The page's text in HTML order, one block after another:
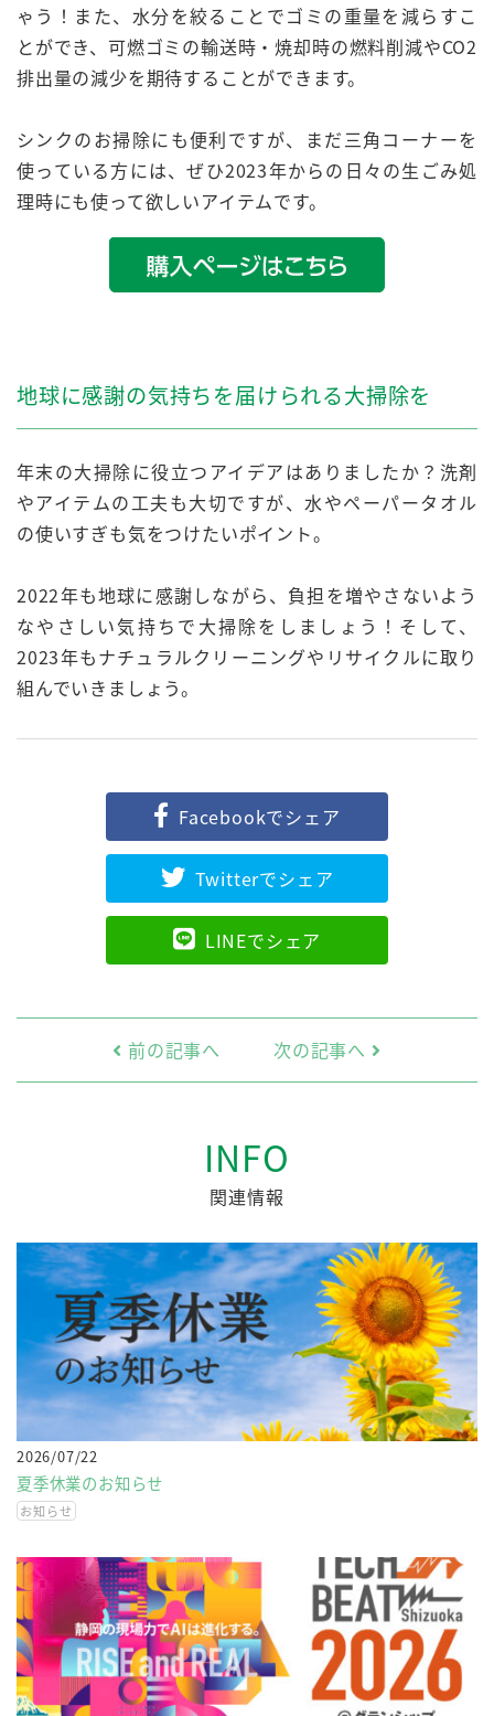
ゃう！また、水分を絞ることでゴミの重量を減らすこ
とができ、可燃ゴミの輸送時・焼却時の燃料削減やCO2
排出量の減少を期待することができます。
シンクのお掃除にも便利ですが、まだ三角コーナーを
使っている方には、ぜひ2023年からの日々の生ごみ処
理時にも使って欲しいアイテムです。
地球に感謝の気持ちを届けられる大掃除を
年末の大掃除に役立つアイデアはありましたか？洗剤
やアイテムの工夫も大切ですが、水やペーパータオル
の使いすぎも気をつけたいポイント。
2022年も地球に感謝しながら、負担を増やさないよう
なやさしい気持ちで大掃除をしましょう！そして、
2023年もナチュラルクリーニングやリサイクルに取り
組んでいきましょう。
Facebookでシェア
Twitterでシェア
LINEでシェア
前の記事へ 次の記事へ
INFO
関連情報
2026/07/22
夏季休業のお知らせ
お知らせ